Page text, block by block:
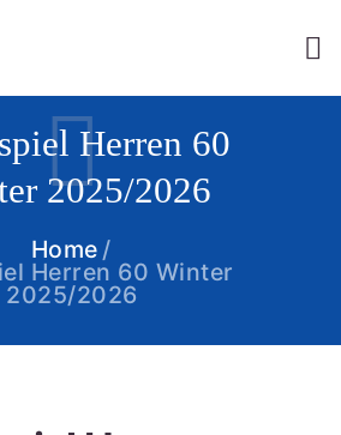
Herren 60
2025/2026
Home
Herren 60 Winter
2025/2026